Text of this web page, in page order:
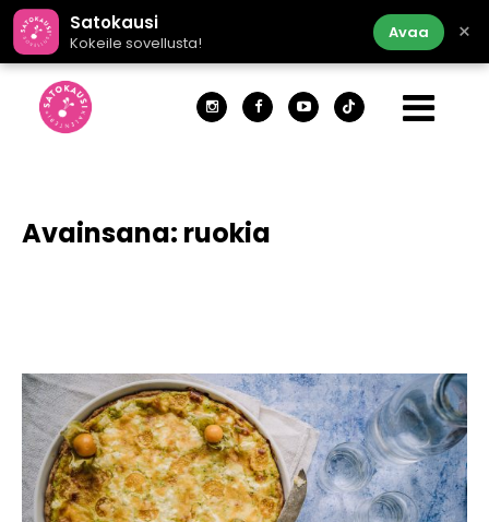
Satokausi
Kokeile sovellusta!
Avaa ×
Avainsana: ruokia